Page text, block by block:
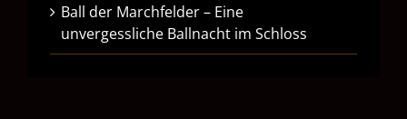
Ball der Marchfelder – Eine
unvergessliche Ballnacht im Schloss